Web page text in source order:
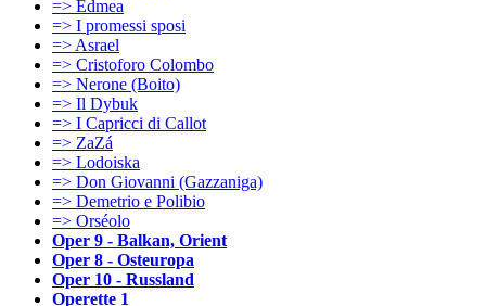
=> Edmea
=> I promessi sposi
=> Asrael
=> Cristoforo Colombo
=> Nerone (Boito)
=> Il Dybuk
=> I Capricci di Callot
=> ZaZá
=> Lodoiska
=> Don Giovanni (Gazzaniga)
=> Demetrio e Polibio
=> Orséolo
Oper 9 - Balkan, Orient
Oper 8 - Osteuropa
Oper 10 - Russland
Operette 1